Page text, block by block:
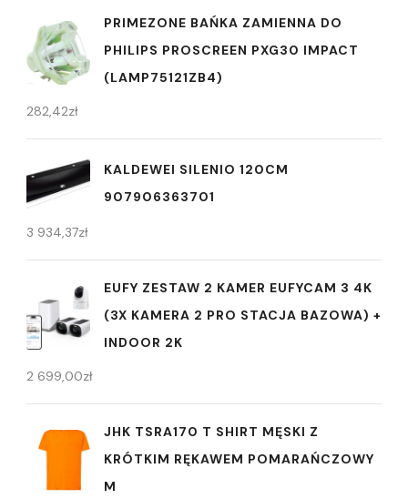
PRIMEZONE BAŃKA ZAMIENNA DO
PHILIPS PROSCREEN PXG30 IMPACT
(LAMP75121ZB4)
282,42zł
KALDEWEI SILENIO 120CM
907906363701
3 934,37zł
EUFY ZESTAW 2 KAMER EUFYCAM 3 4K
(3X KAMERA 2 PRO STACJA BAZOWA) +
INDOOR 2K
2 699,00zł
JHK TSRA170 T SHIRT MĘSKI Z
KRÓTKIM RĘKAWEM POMARAŃCZOWY
M